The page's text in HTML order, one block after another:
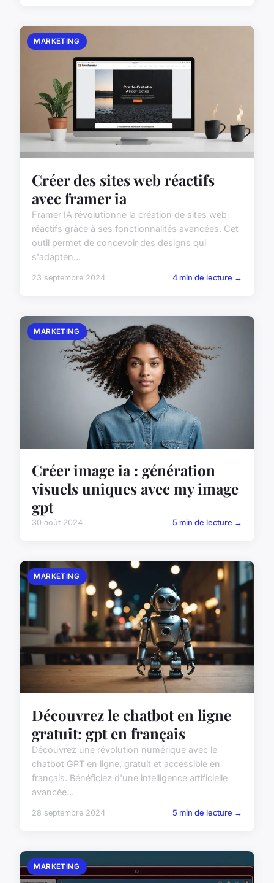
MARKETING
Créer des sites web réactifs
avec framer ia
Framer IA révolutionne la création de sites web
réactifs grâce à ses fonctionnalités avancées. Cet
outil permet de concevoir des designs qui
s'adapten...
23 septembre 2024 4 min de lecture →
MARKETING
Créer image ia : génération
visuels uniques avec my image
gpt
30 août 2024 5 min de lecture →
MARKETING
Découvrez le chatbot en ligne
gratuit: gpt en français
Découvrez une révolution numérique avec le
chatbot GPT en ligne, gratuit et accessible en
français. Bénéficiez d'une intelligence artificielle
avancée...
28 septembre 2024 5 min de lecture →
MARKETING